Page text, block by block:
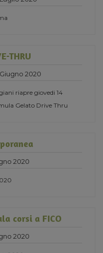
THRU
2020
riapre giovedi 14
Gelato Drive Thru
2020
corsi a FICO
2020